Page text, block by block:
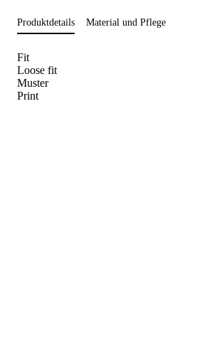
Produktdetails Material und Pflege
Fit
Loose fit
Muster
Print